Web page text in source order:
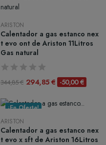
ARISTON
Calentador a gas estanco nex
t evo ont de Ariston 11Litros
Gas natural
344,85 € 294,85 € -50,00 €
¡En Oferta!
ARISTON
Calentador a gas estanco nex
t evo x sft de Ariston 16Litros